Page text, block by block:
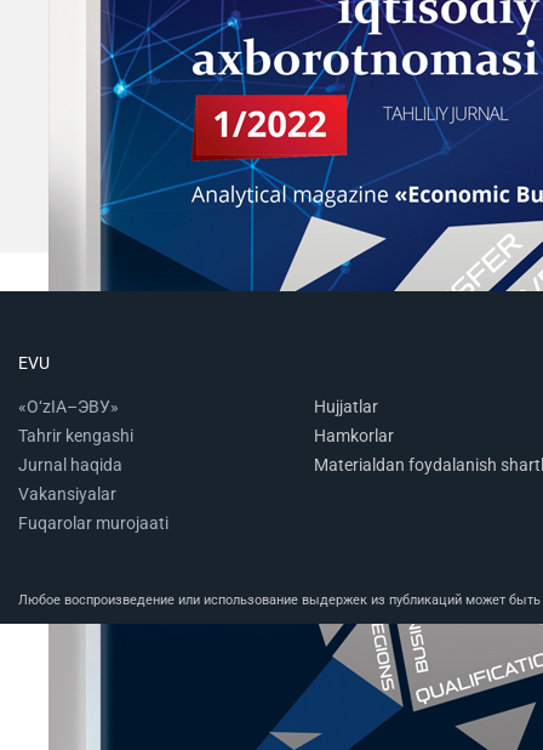
EVU
«O‘zIA–ЭВУ»
Tahrir kengashi
Jurnal haqida
Vakansiyalar
Fuqarolar murojaati
Hujjatlar
Hamkorlar
Materialdan foydalanish
Любое воспроизведение или использование выдержек из публикаций может